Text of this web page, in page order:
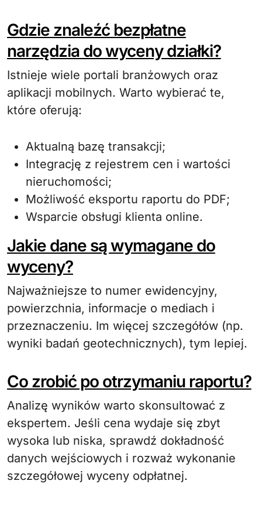
Gdzie znaleźć bezpłatne
narzędzia do wyceny działki?
Istnieje wiele portali branżowych oraz
aplikacji mobilnych. Warto wybierać te,
które oferują:
Aktualną bazę transakcji;
Integrację z rejestrem cen i wartości
nieruchomości;
Możliwość eksportu raportu do PDF;
Wsparcie obsługi klienta online.
Jakie dane są wymagane do
wyceny?
Najważniejsze to numer ewidencyjny,
powierzchnia, informacje o mediach i
przeznaczeniu. Im więcej szczegółów (np.
wyniki badań geotechnicznych), tym lepiej.
Co zrobić po otrzymaniu raportu?
Analizę wyników warto skonsultować z
ekspertem. Jeśli cena wydaje się zbyt
wysoka lub niska, sprawdź dokładność
danych wejściowych i rozważ wykonanie
szczegółowej wyceny odpłatnej.